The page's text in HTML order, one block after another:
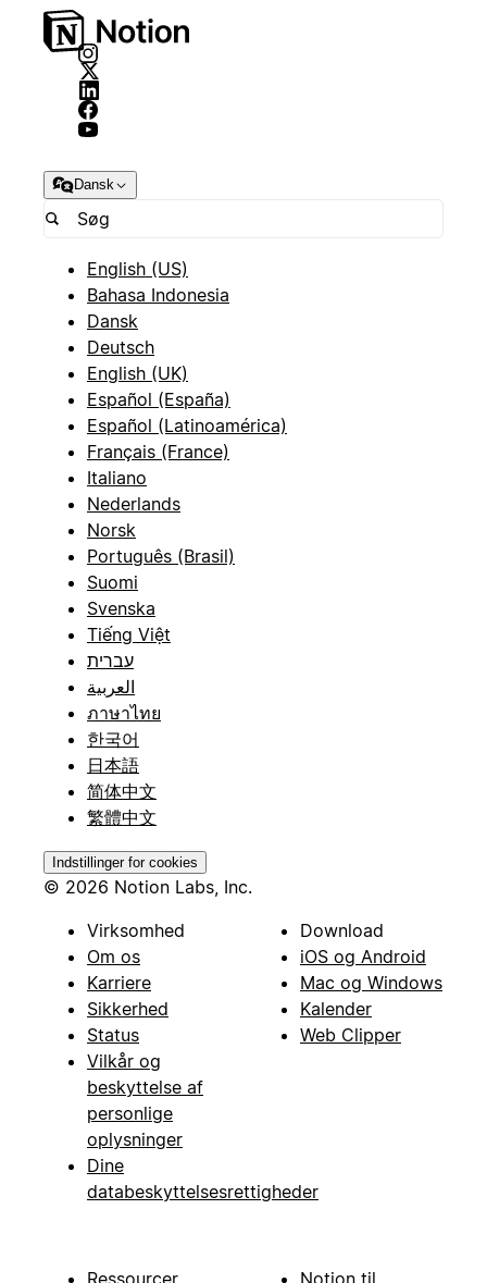
Dansk
English (US)
Bahasa Indonesia
Dansk
Deutsch
English (UK)
Español (España)
Español (Latinoamérica)
Français (France)
Italiano
Nederlands
Norsk
Português (Brasil)
Suomi
Svenska
Tiếng Việt
עברית
العربية
ภาษาไทย
한국어
日本語
简体中文
繁體中文
Indstillinger for cookies
© 2026 Notion Labs, Inc.
Virksomhed
Om os
Karriere
Sikkerhed
Status
Vilkår og
beskyttelse af
personlige
oplysninger
Dine
databeskyttelsesrettigheder
Download
iOS og Android
Mac og Windows
Kalender
Web Clipper